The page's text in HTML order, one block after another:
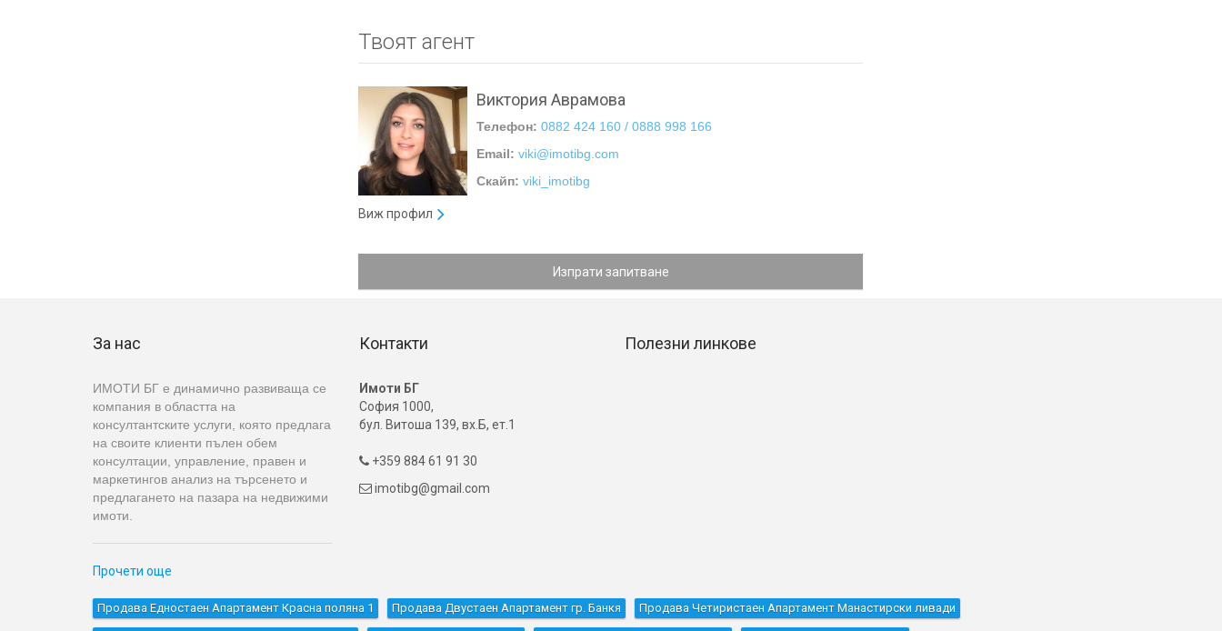
Твоят агент
Виж профил
Виктория Аврамова
Телефон: 0882 424 160 / 0888 998 166
Email: viki@imotibg.com
Скайп: viki_imotibg
Изпрати запитване
За нас
ИМОТИ БГ е динамично развиваща се
компания в областта на
консултантските услуги, която предлага
на своите клиенти пълен обем
консултации, управление, правен и
маркетингов анализ на търсенето и
предлагането на пазара на недвижими
имоти.
Прочети още
Контакти
Имоти БГ
София 1000,
бул. Витоша 139, вх.Б, ет.1
+359 884 61 91 30
 imotibg@gmail.com
Полезни линкове
Продава Едностаен Апартамент Красна поляна 1 Продава Двустаен Апартамент гр. Банкя Продава Четиристаен Апартамент Манастирски ливади